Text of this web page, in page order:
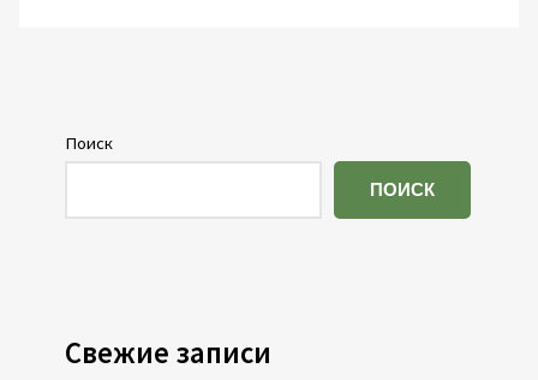
Поиск
ПОИСК
Свежие записи